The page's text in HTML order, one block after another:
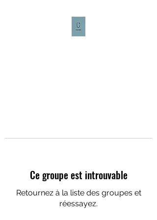
Ce groupe est introuvable
Retournez à la liste des groupes et
réessayez.